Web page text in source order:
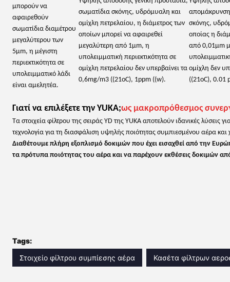
μπορούν να
αφαιρεθούν
σωματίδια διαμέτρου
μεγαλύτερου των
5μm, η μέγιστη
περιεκτικότητα σε
υπολειμματικό λάδι
είναι αμελητέα.
σωματίδια σκόνης, υδρόμυαλη και
ομίχλη πετρελαίου, η διάμετρος των
οποίων μπορεί να αφαιρεθεί
μεγαλύτερη από 1μm, η
υπολειμματική περιεκτικότητα σε
ομίχλη πετρελαίου δεν υπερβαίνει τα
0,6mg/m3 ((21oC), 1ppm ((w).
σκόνης,
οποίας η
από 0,01μm
ομίχλη δεν
((21oC), 0.01
Γιατί να επιλέξετε την YUKA;ως μακροπρόθεσμος
Τα στοιχεία φίλτρου της σειράς YD της YUKA αποτελούν ιδανικές
τεχνολογία για τη διασφάλιση υψηλής ποιότητας συμπιεσμένου αέρα
Διαθέτουμε πλήρη εξοπλισμό δοκιμών που έχει εισαχθεί από την
τα πρότυπα ποιότητας του αέρα και να παρέχουν εκθέσεις δοκιμών
Tags:
Στοιχείο φίλτρου συμπίεσης αέρα
Κασέτα φίλτρων